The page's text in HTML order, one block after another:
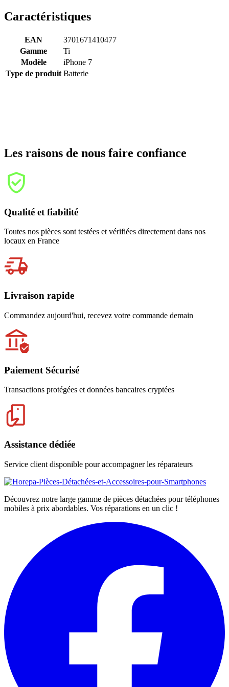
Caractéristiques
EAN
3701671410477
Gamme
Ti
Modèle
iPhone 7
Type de produit Batterie
Les raisons de nous faire confiance
Qualité et fiabilité
Toutes nos pièces sont testées et vérifiées directement dans nos
locaux en France
Livraison rapide
Commandez aujourd'hui, recevez votre commande demain
Paiement Sécurisé
Transactions protégées et données bancaires cryptées
Assistance dédiée
Service client disponible pour accompagner les réparateurs
Découvrez notre large gamme de pièces détachées pour téléphones
mobiles à prix abordables. Vos réparations en un clic !